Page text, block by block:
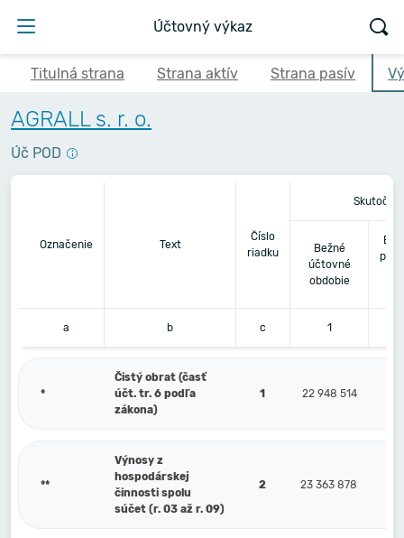
Účtovný výkaz
Titulná strana Strana aktív Strana pasív
AGRALL s. r. o.
Úč POD
Označenie Text
Číslo
riadku
Bežné
účtovné
obdobie
a b c 1
*
Čistý obrat (časť
účt. tr. 6 podľa
zákona)
1 22 948 514
**
Výnosy z
hospodárskej
činnosti spolu
súčet (r. 03 až r. 09)
2 23 363 878